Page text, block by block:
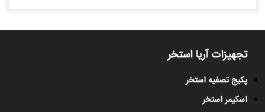
تجهیزات آریا استخر
پکیج تصفیه استخر
اسکیمر استخر